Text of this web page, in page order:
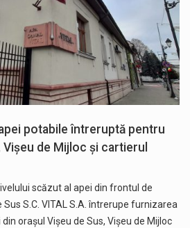
potabile întreruptă pentru
de Mijloc și cartierul
scăzut al apei din frontul de
S.C. VITAL S.A. întrerupe furnizarea
orașul Vișeu de Sus, Vișeu de Mijloc